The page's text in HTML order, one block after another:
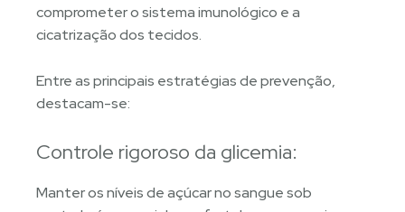
comprometer o sistema imunológico e a
cicatrização dos tecidos.
Entre as principais estratégias de prevenção,
destacam-se:
Controle rigoroso da glicemia:
Manter os níveis de açúcar no sangue sob